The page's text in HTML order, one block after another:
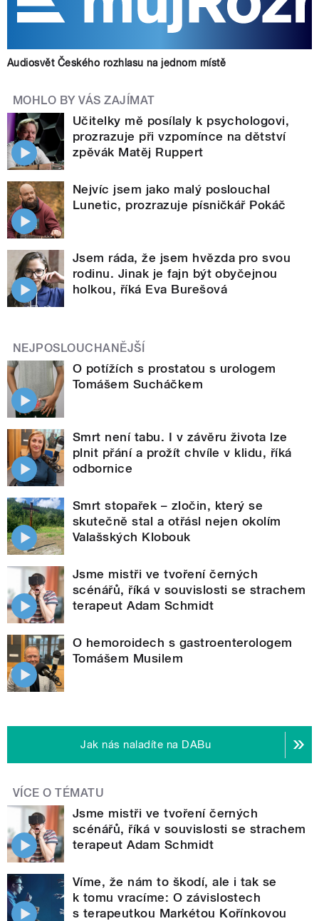
Audiosvět Českého rozhlasu na jednom místě
MOHLO BY VÁS ZAJÍMAT
Učitelky mě posílaly k psychologovi,
prozrazuje při vzpomínce na dětství
zpěvák Matěj Ruppert
Nejvíc jsem jako malý poslouchal
Lunetic, prozrazuje písničkář Pokáč
Jsem ráda, že jsem hvězda pro svou
rodinu. Jinak je fajn být obyčejnou
holkou, říká Eva Burešová
NEJPOSLOUCHANĚJŠÍ
O potížích s prostatou s urologem
Tomášem Sucháčkem
Smrt není tabu. I v závěru života lze
plnit přání a prožít chvíle v klidu, říká
odbornice
Smrt stopařek – zločin, který se
skutečně stal a otřásl nejen okolím
Valašských Klobouk
Jsme mistři ve tvoření černých
scénářů, říká v souvislosti se strachem
terapeut Adam Schmidt
O hemoroidech s gastroenterologem
Tomášem Musilem
Jak nás naladíte na DABu
VÍCE O TÉMATU
Jsme mistři ve tvoření černých
scénářů, říká v souvislosti se strachem
terapeut Adam Schmidt
Víme, že nám to škodí, ale i tak se
k tomu vracíme: O závislostech
s terapeutkou Markétou Kořínkovou